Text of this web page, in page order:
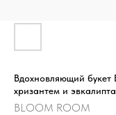
Вдохновляющий букет
хризантем и эвкалипта
BLOOM ROOM